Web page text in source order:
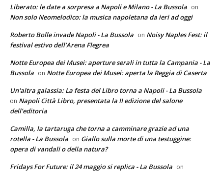
Liberato: le date a sorpresa a Napoli e Milano - La Bussola on
Non solo Neomelodico: la musica napoletana da ieri ad oggi
Roberto Bolle invade Napoli - La Bussola on Noisy Naples Fest: il
festival estivo dell’Arena Flegrea
Notte Europea dei Musei: aperture serali in tutta la Campania - La
Bussola on Notte Europea dei Musei: aperta la Reggia di Caserta
Un'altra galassia: La festa del Libro torna a Napoli - La Bussola
on Napoli Città Libro, presentata la II edizione del salone
dell’editoria
Camilla, la tartaruga che torna a camminare grazie ad una
rotella - La Bussola on Giallo sulla morte di una testuggine:
opera di vandali o della natura?
Fridays For Future: il 24 maggio si replica - La Bussola on